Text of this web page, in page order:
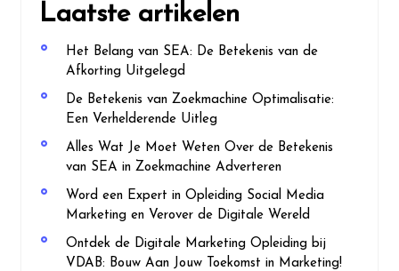
Laatste artikelen
Het Belang van SEA: De Betekenis van de
Afkorting Uitgelegd
De Betekenis van Zoekmachine Optimalisatie:
Een Verhelderende Uitleg
Alles Wat Je Moet Weten Over de Betekenis
van SEA in Zoekmachine Adverteren
Word een Expert in Opleiding Social Media
Marketing en Verover de Digitale Wereld
Ontdek de Digitale Marketing Opleiding bij
VDAB: Bouw Aan Jouw Toekomst in Marketing!